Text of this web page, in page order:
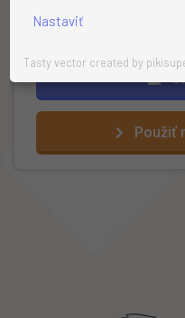
Nastaviť
Tasty vector created by
Hotovo!
Použiť